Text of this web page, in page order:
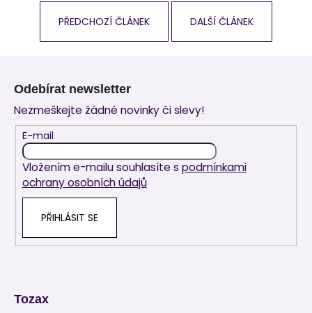
PŘEDCHOZÍ ČLÁNEK DALŠÍ ČLÁNEK
Odebírat newsletter
Nezmeškejte žádné novinky či slevy!
E-mail
Vložením e-mailu souhlasíte s podmínkami
ochrany osobních údajů
PŘIHLÁSIT SE
Tozax